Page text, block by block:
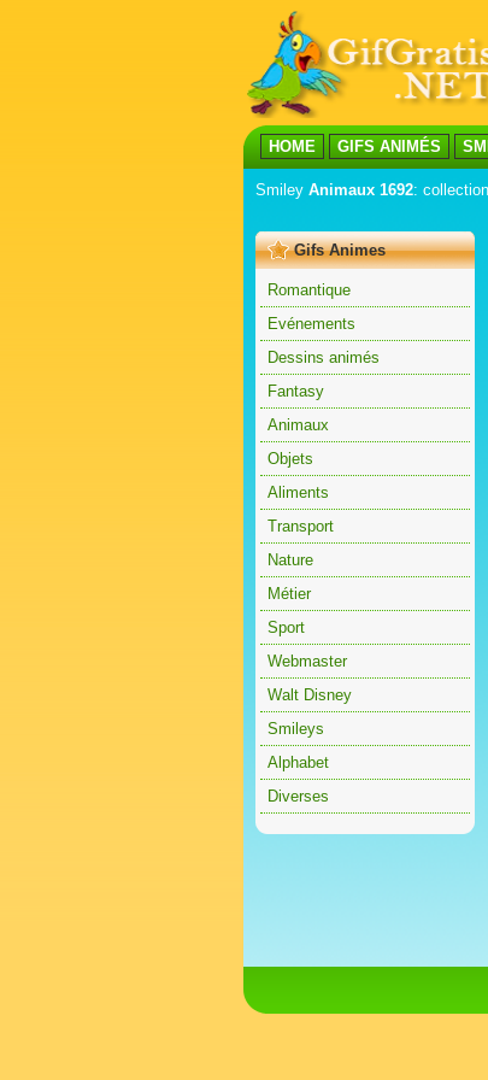
HOME GIFS ANIMÉS
Smiley Animaux 1692:
Gifs Animes
Romantique
Evénements
Dessins animés
Fantasy
Animaux
Objets
Aliments
Transport
Nature
Métier
Sport
Webmaster
Walt Disney
Smileys
Alphabet
Diverses